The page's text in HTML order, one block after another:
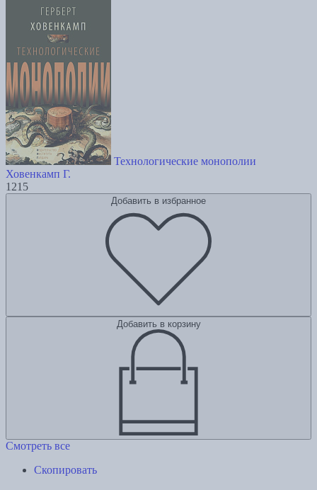
Технологические монополии
Ховенкамп Г.
1215
Добавить в избранное
Добавить в корзину
Смотреть все
Скопировать